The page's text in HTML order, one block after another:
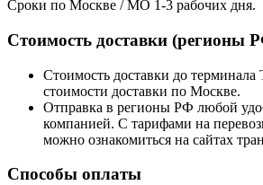
Сроки по Москве / МО 1-3 рабочих дня.
Стоимость доставки (регионы
Стоимость доставки до терминала
стоимости доставки по Москве.
Отправка в регионы РФ любой
компанией. С тарифами на
можно ознакомиться на сайтах
Способы оплаты